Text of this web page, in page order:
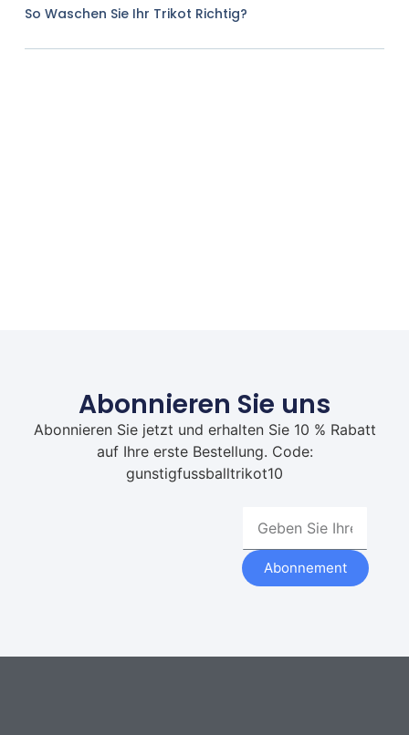
So Waschen Sie Ihr Trikot Richtig?
Abonnieren Sie uns
Abonnieren Sie jetzt und erhalten Sie 10 % Rabatt
auf Ihre erste Bestellung. Code:
gunstigfussballtrikot10
Abonnement